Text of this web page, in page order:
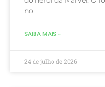
no
SAIBA MAIS »
24 de julho de 2026